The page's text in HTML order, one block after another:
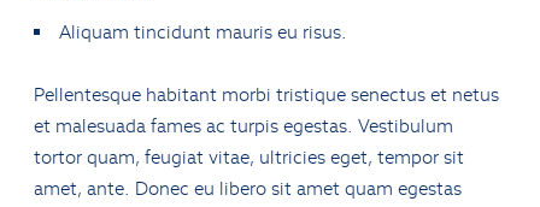
Aliquam tincidunt mauris eu risus.
Pellentesque habitant morbi tristique senectus et netus
et malesuada fames ac turpis egestas. Vestibulum
tortor quam, feugiat vitae, ultricies eget, tempor sit
amet, ante. Donec eu libero sit amet quam egestas